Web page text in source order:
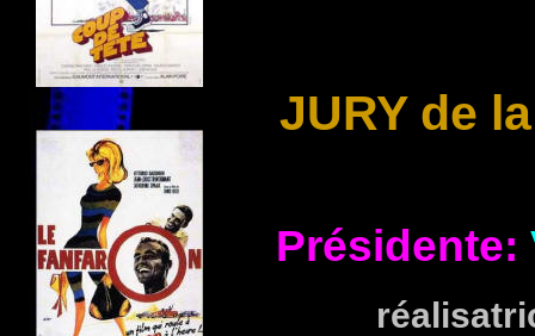
JURY de
Présidente: